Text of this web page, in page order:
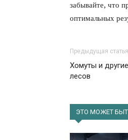
забывайте, что
оптимальных
Предыдущая статья
Хомуты и
лесов
ЭТО МОЖЕТ